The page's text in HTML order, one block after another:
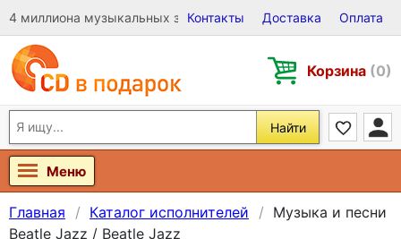
4 миллиона музыкальных записей на Виниле, CD и DVD
Контакты Доставка Оплата
Корзина (0)
Найти
Меню
Главная Каталог исполнителей
Музыка и песни
Beatle Jazz / Beatle Jazz